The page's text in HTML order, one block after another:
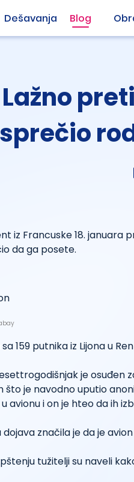
Dešavanja Blog
Lažno
sprečio
iz Francuske 18. januara
da ga posete.
159 putnika iz Lijona u
je osuđen
što je navodno uputio
u avionu i on je hteo da ih
dojava značila je da je
tužitelji su naveli